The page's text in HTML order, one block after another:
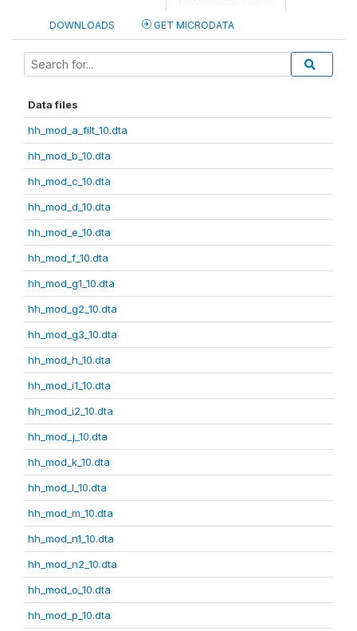
DOWNLOADS GET MICRODATA
Data files
hh_mod_a_filt_10.dta
hh_mod_b_10.dta
hh_mod_c_10.dta
hh_mod_d_10.dta
hh_mod_e_10.dta
hh_mod_f_10.dta
hh_mod_g1_10.dta
hh_mod_g2_10.dta
hh_mod_g3_10.dta
hh_mod_h_10.dta
hh_mod_i1_10.dta
hh_mod_i2_10.dta
hh_mod_j_10.dta
hh_mod_k_10.dta
hh_mod_l_10.dta
hh_mod_m_10.dta
hh_mod_n1_10.dta
hh_mod_n2_10.dta
hh_mod_o_10.dta
hh_mod_p_10.dta